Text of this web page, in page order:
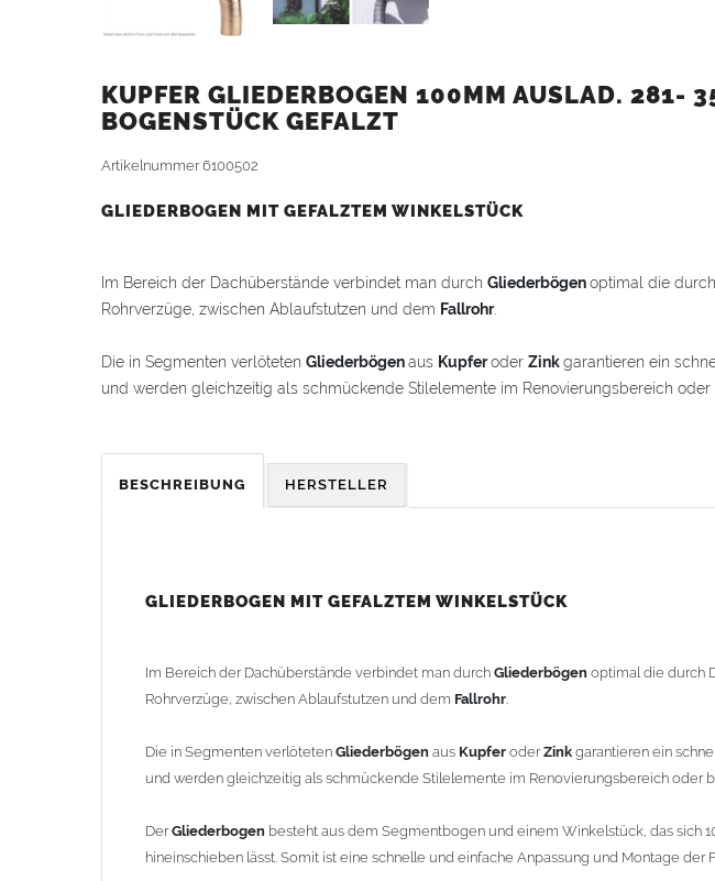
KUPFER GLIEDERBOGEN 100MM AUSLAD. 281-
BOGENSTÜCK GEFALZT
Artikelnummer6100502
GLIEDERBOGEN MIT GEFALZTEM WINKELSTÜCK
Im Bereich der Dachüberstände verbindet man durch Gliederbögenoptimal die
Rohrverzüge, zwischen Ablaufstutzen und dem Fallrohr.
Die in Segmenten verlöteten Gliederbögenaus Kupferoder Zinkgarantieren ein
und werden gleichzeitig als schmückende Stilelemente im Renovierungsbereich oder
hineinschieben lässt. Somit ist eine schnelle und einfache Anpassung und Montage
Lieferzeit: ca. 1-2 Wochen nach Zahlungseingang
Sonderanfertigung: Artikel wird kundenspezifisch angefertigt - keine Rücknahme
BESCHREIBUNG HERSTELLER
GLIEDERBOGEN MIT GEFALZTEM WINKELSTÜCK
Im Bereich der Dachüberstände verbindet man durch Gliederbögen optimal die durch
Rohrverzüge, zwischen Ablaufstutzen und dem Fallrohr
Die in Segmenten verlöteten Gliederbögen aus Kupfer oderZink garantieren ein
und werden gleichzeitig als schmückende Stilelemente im Renovierungsbereich oder
DerGliederbogen besteht aus dem Segmentbogen und einem Winkelstück, das sich
hineinschieben lässt. Somit ist eine schnelle und einfache Anpassung und Montage der